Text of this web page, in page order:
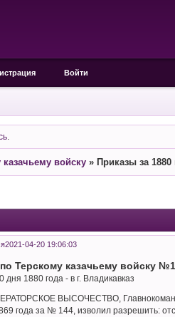
Войти
войску » Приказы за 1880
2021-04-20 19:06:03
Терскому казачьему войску №1
дня 1880 года - в г. Владикавказ
ВЫСОЧЕСТВО,
года за № 144, изволил разрешить: